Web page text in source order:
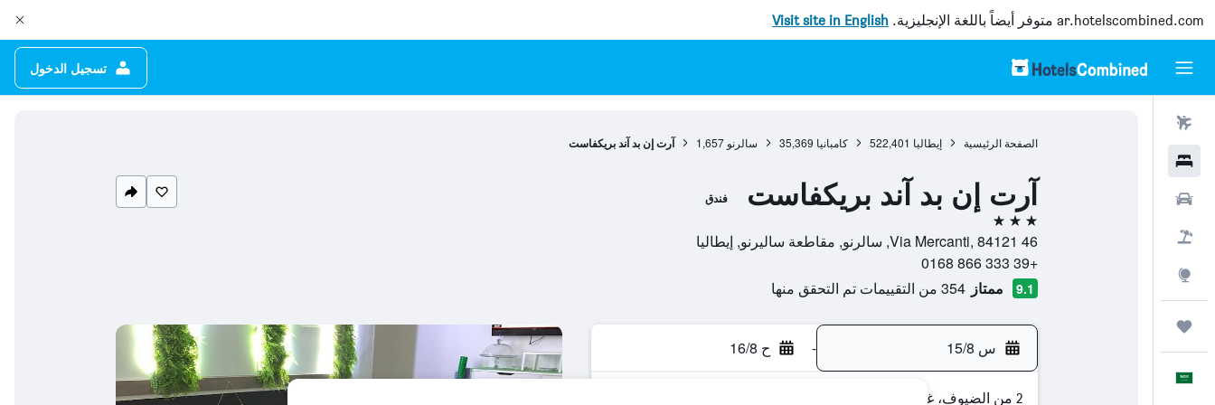
ar.hotelscombined.com متوفر أيضاً باللغة الإنجليزية. Visit site in English
تسجيل الدخول
الصفحة الرئيسية إيطاليا 522,401 كامبانيا 35,369 سالرنو 1,657 آرت إن بد آند بريكفاست
آرت إن بد آند بريكفاست فندق
3 نجوم
46 Via Mercanti, 84121, سالرنو, مقاطعة ساليرنو, إيطاليا
+39 333 866 0168
9.1 ممتاز 354 من التقييمات تم التحقق منها
س 15/8 - ح 16/8
2 من الضيوف، غرفة واحدة